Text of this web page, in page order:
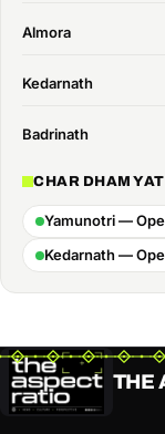
Almora
Kedarnath
Badrinath
CHAR DHAM
Yamunotri —
Kedarnath —
THE